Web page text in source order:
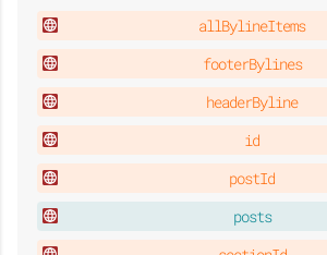
allBylineItems
footerBylines
headerByline
id
postId
posts